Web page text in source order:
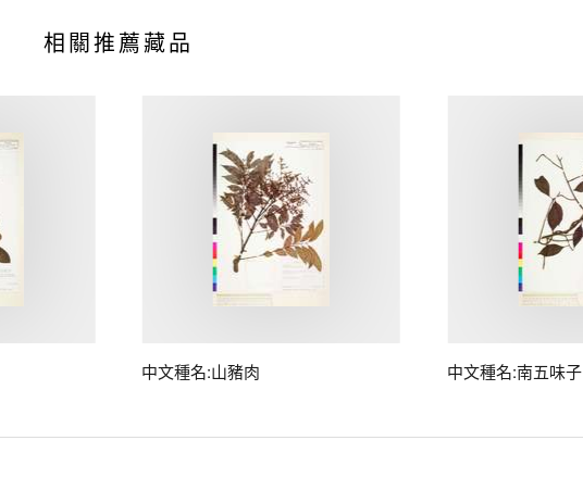
相關推薦藏品
中文種名:山豬肉 中文種名:南五味子